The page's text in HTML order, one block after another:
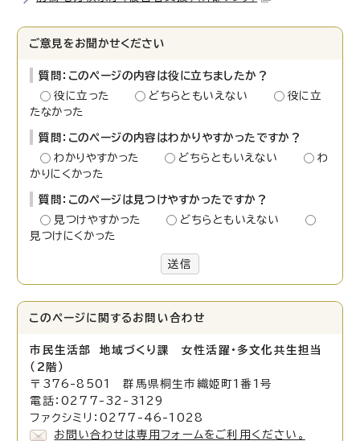
ご意見をお聞かせください
質問：このページの内容は役に立ちましたか？
役に立った
どちらともいえない
役に立
たなかった
質問：このページの内容はわかりやすかったですか？
わかりやすかった
どちらともいえない
わ
かりにくかった
質問：このページは見つけやすかったですか？
見つけやすかった
どちらともいえない
見つけにくかった
送信
このページに関する お問い合わせ
市民生活部 地域づくり課 女性活躍・多文化共生担当
（2階）
〒376-8501 群馬県桐生市織姫町1番1号
電話：0277-32-3129
ファクシミリ：0277-46-1028
お問い合わせは専用フォームをご利用ください。